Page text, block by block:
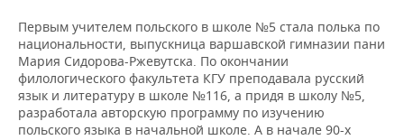
Первым учителем польского в школе №5 стала полька по
национальности, выпускница варшавской гимназии пани
Мария Сидорова-Ржевутска. По окончании
филологического факультета КГУ преподавала русский
язык и литературу в школе №116, а придя в школу №5,
разработала авторскую программу по изучению
польского языка в начальной школе. А в начале 90-х